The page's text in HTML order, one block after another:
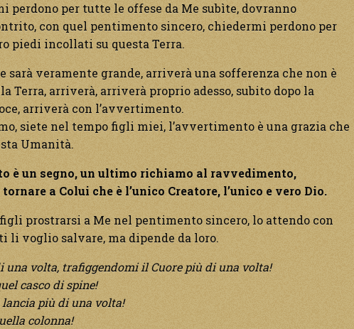
perdono per tutte le offese da Me subìte, dovranno
con quel pentimento sincero, chiedermi perdono per
piedi incollati su questa Terra.
sarà veramente grande, arriverà una sofferenza che non è
Terra, arriverà, arriverà proprio adesso, subito dopo la
arriverà con l’avvertimento.
siete nel tempo figli miei, l’avvertimento è una grazia che
Umanità.
è un segno, un ultimo richiamo al ravvedimento,
a Colui che è l’unico Creatore, l’unico e vero Dio.
prostrarsi a Me nel pentimento sincero, lo attendo con
li voglio salvare, ma dipende da loro.
una volta, trafiggendomi il Cuore più di una volta!
casco di spine!
più di una volta!
colonna!